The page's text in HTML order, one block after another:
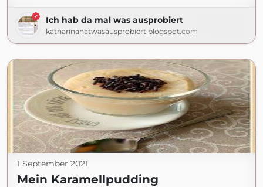
Ich hab da mal was ausprobiert
katharinahatwasausprobiert.blogspot.com
1 September 2021
Mein Karamellpudding